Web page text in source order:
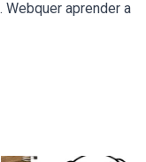
aprender a